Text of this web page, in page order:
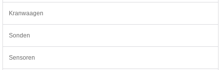
Kranwaagen
Sonden
Sensoren